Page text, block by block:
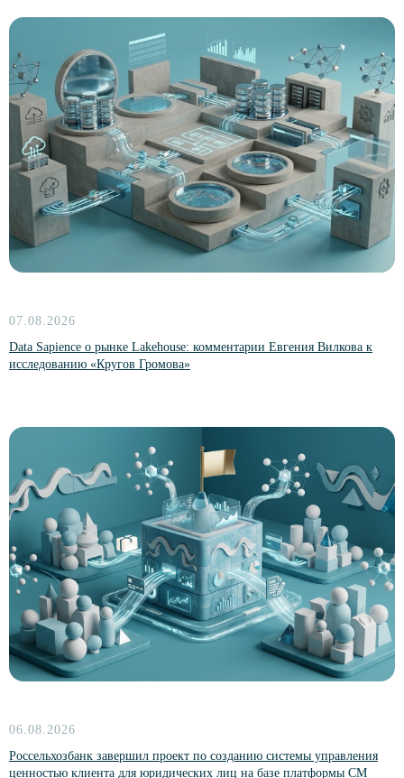
07.08.2026
Data Sapience о рынке Lakehouse: комментарии Евгения Вилкова к
исследованию «Кругов Громова»
06.08.2026
Россельхозбанк завершил проект по созданию системы управления
ценностью клиента для юридических лиц на базе платформы CM
TALYS Ocean
Kolmogorov AI
Партнеры
Обучение
Контакты
Data Ocean
Индустриальные решения
Data Ocean Governance
Курс «Функциональные возможности
платформы CM Ocean»